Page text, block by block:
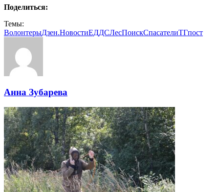
Поделиться:
Темы:
ВолонтерыДзен.НовостиЕДДСЛесПоискСпасателиТГпост
Анна Зубарева